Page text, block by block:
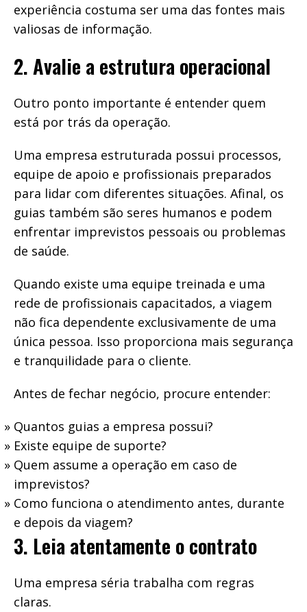
experiência costuma ser uma das fontes mais
valiosas de informação.
2. Avalie a estrutura operacional
Outro ponto importante é entender quem
está por trás da operação.
Uma empresa estruturada possui processos,
equipe de apoio e profissionais preparados
para lidar com diferentes situações. Afinal, os
guias também são seres humanos e podem
enfrentar imprevistos pessoais ou problemas
de saúde.
Quando existe uma equipe treinada e uma
rede de profissionais capacitados, a viagem
não fica dependente exclusivamente de uma
única pessoa. Isso proporciona mais segurança
e tranquilidade para o cliente.
Antes de fechar negócio, procure entender:
Quantos guias a empresa possui?
Existe equipe de suporte?
Quem assume a operação em caso de
imprevistos?
Como funciona o atendimento antes, durante
e depois da viagem?
3. Leia atentamente o contrato
Uma empresa séria trabalha com regras
claras.